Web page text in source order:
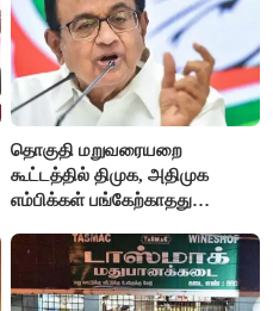
தொகுதி மறுவரையறை
கூட்டத்தில் திமுக, அதிமுக
எம்பிக்கள் பங்கேற்காதது